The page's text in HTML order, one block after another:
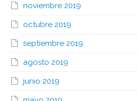
noviembre 2019
octubre 2019
septiembre 2019
agosto 2019
junio 2019